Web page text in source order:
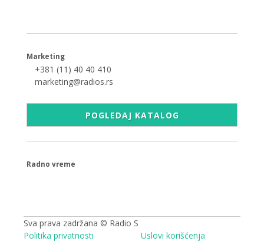
Marketing
+381 (11) 40 40 410
marketing@radios.rs
POGLEDAJ KATALOG
Radno vreme
Sva prava zadržana © Radio S
Politika privatnosti
Uslovi korišćenja